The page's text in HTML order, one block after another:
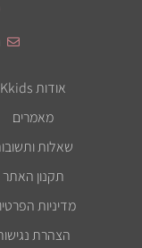
אודות Kkids
מאמרים
שאלות
תקנון האתר
מדיניות
הצהרת